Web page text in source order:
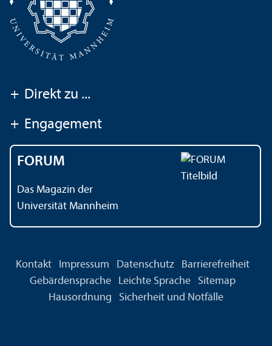
+ Direkt zu ...
+ Engagement
FORUM
Das Magazin der
Universität Mannheim
Kontakt Impressum Datenschutz
Barrierefreiheit
Gebärdensprache
Leichte Sprache
Sitemap
Hausordnung
Sicherheit und Notfälle